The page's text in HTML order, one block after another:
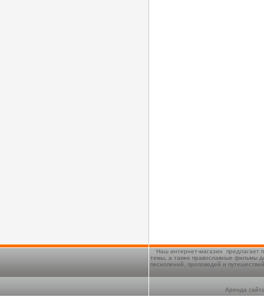
Наш интернет-магазин предлагает
темы, а также православные фильмы
песнопений, проповедей и
Аренда